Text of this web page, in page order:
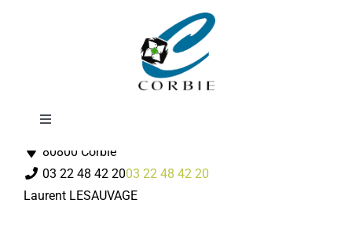
Toggle
Mairie
A.C.P.G. / C.A.T.M
80800 Corbie
03 22 48 42 2003 22 48 42 20
Laurent LESAUVAGE